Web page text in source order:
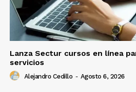
Lanza Sectur cursos en línea
servicios
Alejandro Cedillo - Agosto 6, 2026